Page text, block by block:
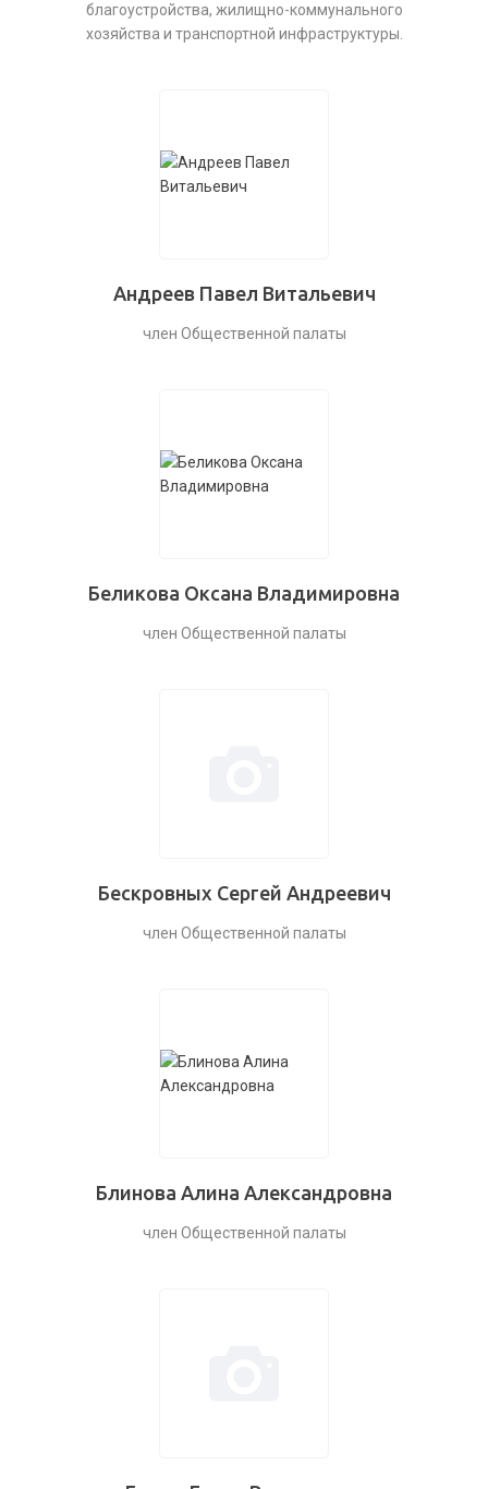
благоустройства, жилищно-коммунального
хозяйства и транспортной инфраструктуры.
Андреев Павел Витальевич
член Общественной палаты
Беликова Оксана Владимировна
член Общественной палаты
Бескровных Сергей Андреевич
член Общественной палаты
Блинова Алина Александровна
член Общественной палаты